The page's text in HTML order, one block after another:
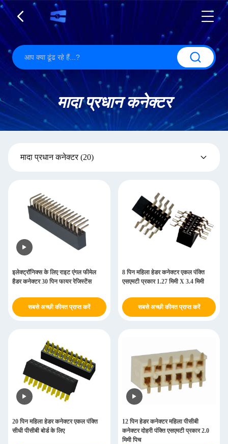
मादा प्रधान कनेक्टर
मादा प्रधान कनेक्टर(20)
इलेक्ट्रॉनिक्स के लिए राइट एंगल फीमेल
हैडर कनेक्टर 30 पिन फायर रेजिस्टेंस
सबसे अच्छी कीमत प्राप्त करें
8 पिन महिला हेडर कनेक्टर एकल पंक्ति
एसएमटी प्रकार 1.27 मिमी X 3.4 मिमी
सबसे अच्छी कीमत प्राप्त करें
20 पिन महिला हेडर कनेक्टर एकल पंक्ति
सीधी पीसीबी बोर्ड के लिए
12 पिन हेडर कनेक्टर महिला पीसीबी
कनेक्टर दोहरी पंक्ति एसएमटी प्रकार 2.0
मिमी पिच